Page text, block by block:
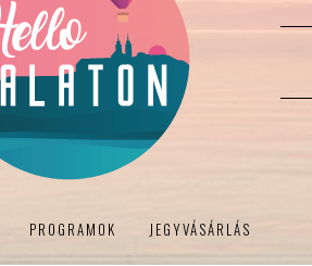
PROGRAMOK JEGYVÁSÁRLÁS